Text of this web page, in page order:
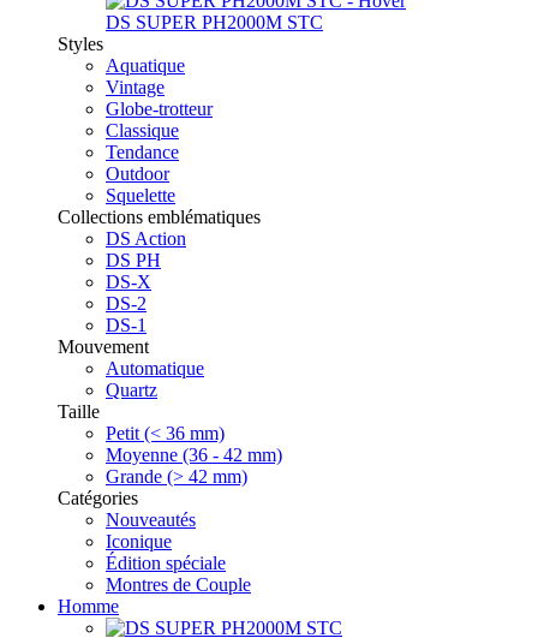
DS SUPER PH2000M STC
Styles
Aquatique
Vintage
Globe-trotteur
Classique
Tendance
Outdoor
Squelette
Collections emblématiques
DS Action
DS PH
DS-X
DS-2
DS-1
Mouvement
Automatique
Quartz
Taille
Petit (< 36 mm)
Moyenne (36 - 42 mm)
Grande (> 42 mm)
Catégories
Nouveautés
Iconique
Édition spéciale
Montres de Couple
Homme